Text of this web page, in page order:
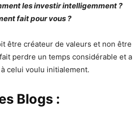
les investir intelligemment ?
fait pour vous ?
être créateur de valeurs et non être
perdre un temps considérable et a
celui voulu initialement.
Blogs :